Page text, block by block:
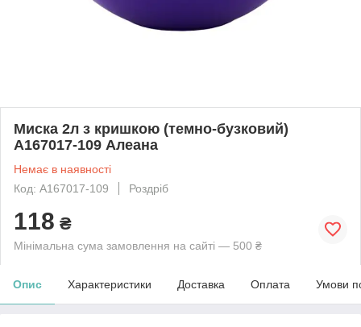
Миска 2л з кришкою (темно-бузковий)
А167017-109 Алеана
Немає в наявності
Код: А167017-109
Роздріб
118 ₴
Мінімальна сума замовлення на сайті — 500 ₴
Опис Характеристики Доставка Оплата Умови